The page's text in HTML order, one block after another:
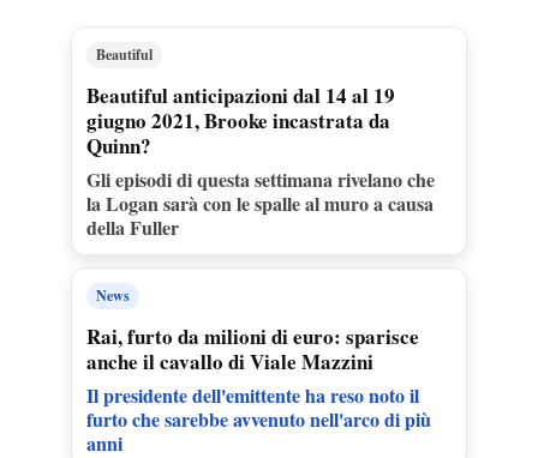
Beautiful
Beautiful anticipazioni dal 14 al 19
giugno 2021, Brooke incastrata da
Quinn?
Gli episodi di questa settimana rivelano che
la Logan sarà con le spalle al muro a causa
della Fuller
News
Rai, furto da milioni di euro: sparisce
anche il cavallo di Viale Mazzini
Il presidente dell'emittente ha reso noto il
furto che sarebbe avvenuto nell'arco di più
anni